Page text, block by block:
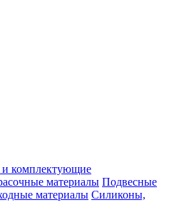
и комплектующие
материалы Подвесные
материалы Силиконы,